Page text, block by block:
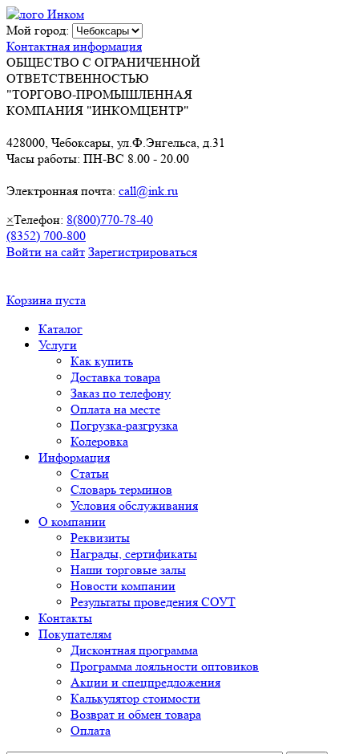
Мой город:
Контактная информация
ОБЩЕСТВО С ОГРАНИЧЕННОЙ
ОТВЕТСТВЕННОСТЬЮ
"ТОРГОВО-ПРОМЫШЛЕННАЯ
КОМПАНИЯ "ИНКОМЦЕНТР"
428000, Чебоксары, ул.Ф.Энгельса, д.31
Часы работы: ПН-ВС 8.00 - 20.00
Электронная почта: call@ink.ru
×Телефон: 8(800)770-78-40
(8352) 700-800
Войти на сайт Зарегистрироваться
Корзина пуста
Каталог
Услуги
Как купить
Доставка товара
Заказ по телефону
Оплата на месте
Погрузка-разгрузка
Колеровка
Информация
Статьи
Словарь терминов
Условия обслуживания
О компании
Реквизиты
Награды, сертификаты
Наши торговые залы
Новости компании
Результаты проведения СОУТ
Контакты
Покупателям
Дисконтная программа
Программа лояльности оптовиков
Акции и спецпредложения
Калькулятор стоимости
Возврат и обмен товара
Оплата